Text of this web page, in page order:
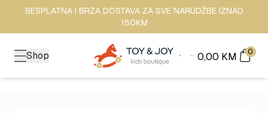
BESPLATNA I BRZA DOSTAVA ZA SVE NARUDŽBE IZNAD
150KM
Shop 0,00 KM 0